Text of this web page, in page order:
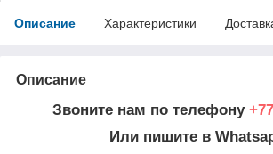
Описание Характеристики
Описание
Звоните нам по телефону
Или пишите в